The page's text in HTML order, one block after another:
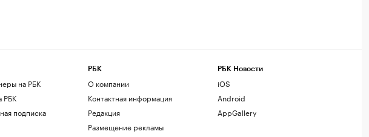
на РБК
РБК
подписка
РБК
О компании
Контактная информация
Редакция
Размещение рекламы
РБК Новости
iOS
Android
AppGallery